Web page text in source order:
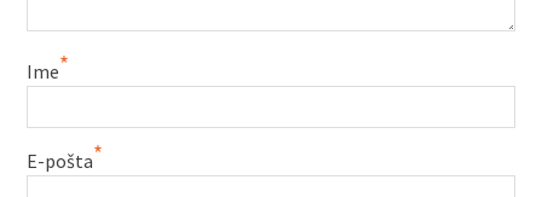
Ime*
E-pošta*